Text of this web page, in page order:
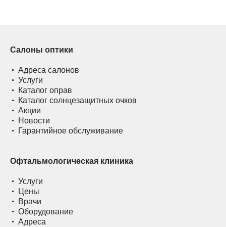
Салоны оптики
Адреса салонов
Услуги
Каталог оправ
Каталог солнцезащитных очков
Акции
Новости
Гарантийное обслуживание
Офтальмологическая клиника
Услуги
Цены
Врачи
Оборудование
Адреса